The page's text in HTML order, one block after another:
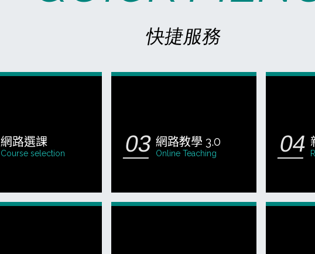
快捷服務
網路選課
Course selection
網路教學 3.0
Online Teaching